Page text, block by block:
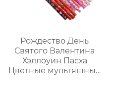
Рождество День
Святого Валентина
Хэллоуин Пасха
Цветные мультяшные